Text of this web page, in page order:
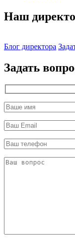
Наш
Блог директора
Задать